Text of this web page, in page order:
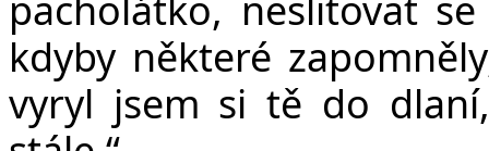
kdyby některé
vyryl jsem si tě do